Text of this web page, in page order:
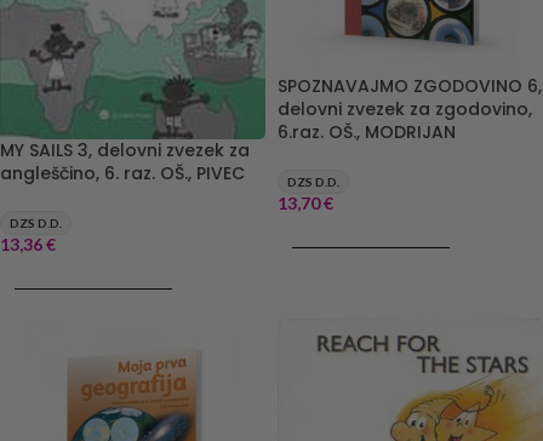
MY SAILS 3, delovni zvezek za
angleščino, 6. raz. OŠ., PIVEC
DZS D.D.
13,36€
SPOZNAVAJMO ZGODOVINO 6,
delovni zvezek za zgodovino,
6.raz. OŠ., MODRIJAN
DZS D.D.
13,70€